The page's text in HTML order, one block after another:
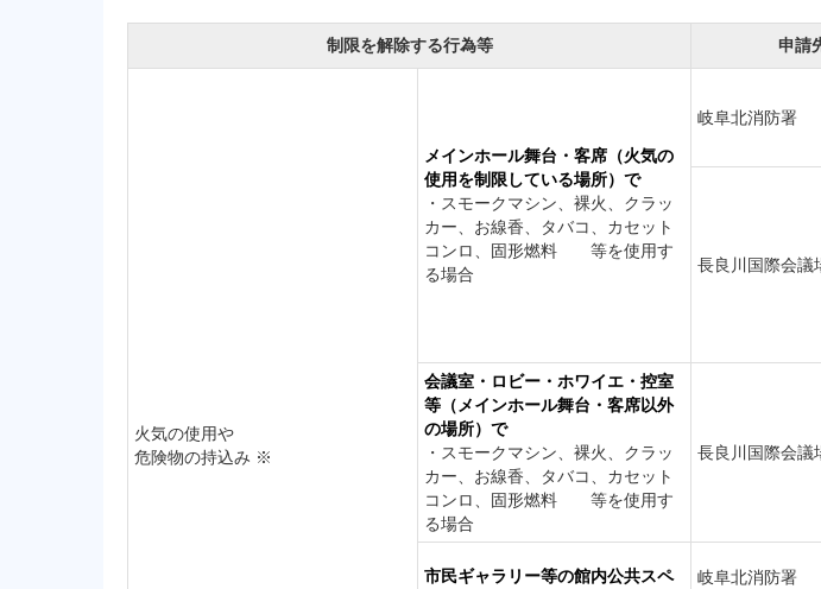
制限を解除する行為等 申請
火気の使用や
危険物の持込み ※
メインホール舞台・客席（火気の
使用を制限している場所） で
・スモークマシン、裸火、クラッ
カー、お線香、タバコ、カセット
コンロ、固形燃料 等を使用す
る場合
岐阜北消防署
長良川国際会議
会議室・ロビー・ホワイエ・控室
等（メインホール舞台・客席以外
の場所） で
・スモークマシン、裸火、クラッ
カー、お線香、タバコ、カセット
コンロ、固形燃料 等を使用す
る場合
長良川国際会議
市民ギャラリー等の館内公共スペ
岐阜北消防署